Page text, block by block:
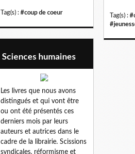
Tag(s) : #coup de coeur Tag(s) :
Sciences humaines
Les livres que nous avons
distingués et qui vont être
ou ont été présentés ces
derniers mois par leurs
auteurs et autrices dans le
cadre de la librairie. Scissions
syndicales, réformisme et